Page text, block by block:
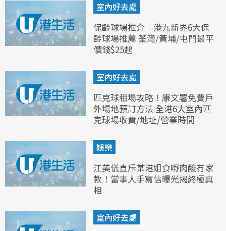
室內好去處
保齡球場推介︱港九新界6大保
齡球場推薦 荃灣/黃埔/屯門最平
價錢$25起
室內好去處
匹克球租場攻略！康文署免費戶
外場地預訂方法 全港6大室內匹
克球場收費/地址/營業時間
娛樂
江美儀直斥某港姐食嘢肉酸冇家
教！當事人手寫信曝光揭終極真
相
室內好去處